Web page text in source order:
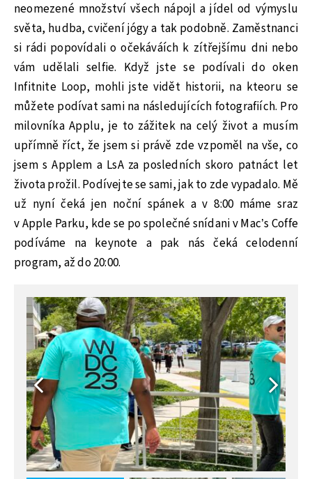
neomezené množství všech nápojl a jídel od výmyslu
světa, hudba, cvičení jógy a tak podobně. Zaměstnanci
si rádi popovídali o očekáváích k zítřejšímu dni nebo
vám udělali selfie. Když jste se podívali do oken
Infitnite Loop, mohli jste vidět historii, na kteoru se
můžete podívat sami na následujících fotografiích. Pro
milovníka Applu, je to zážitek na celý život a musím
upřímně říct, že jsem si právě zde vzpoměl na vše, co
jsem s Applem a LsA za posledních skoro patnáct let
života prožil. Podívejte se sami, jak to zde vypadalo. Mě
už nyní čeká jen noční spánek a v 8:00 máme sraz
v Apple Parku, kde se po společné snídani v Mac’s Coffe
podíváme na keynote a pak nás čeká celodenní
program, až do 20:00.